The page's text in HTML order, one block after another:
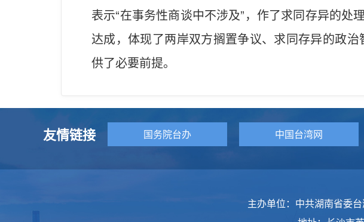
表示“在事务性商谈中不涉及”，作了求同存异的处
达成，体现了两岸双方搁置争议、求同存异的政
供了必要前提。
友情链接 国务院台办 中国台湾网
主办单位：中共湖南省委